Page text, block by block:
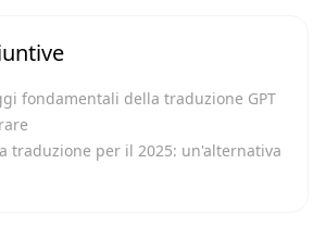
fondamentali della traduzione GPT
traduzione per il 2025: un'alternativa